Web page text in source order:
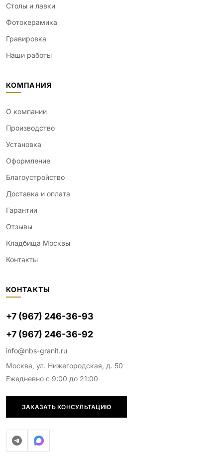
Столы и лавки
Фотокерамика
Гравировка
Наши работы
КОМПАНИЯ
О компании
Производство
Установка
Оформление
Благоустройство
Доставка и оплата
Гарантии
Отзывы
Кладбища Москвы
Контакты
КОНТАКТЫ
+7 (967) 246-36-93
+7 (967) 246-36-92
info@nbs-granit.ru
Москва, ул. Нижегородская, д. 50
Ежедневно с 9:00 до 21:00
ЗАКАЗАТЬ КОНСУЛЬТАЦИЮ